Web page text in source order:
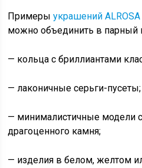
Примеры украшений
можно объединить в парный
— кольца с бриллиантами
— лаконичные серьги-пусеты;
— минималистичные модели с
драгоценного камня;
— изделия в белом, желтом